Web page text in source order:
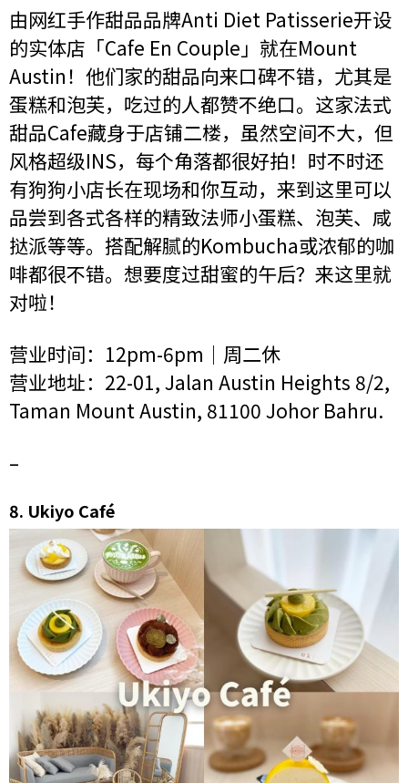
由网红手作甜品品牌Anti Diet Patisserie开设
的实体店「Cafe En Couple」就在Mount
Austin！他们家的甜品向来口碑不错，尤其是
蛋糕和泡芙，吃过的人都赞不绝口。这家法式
甜品Cafe藏身于店铺二楼，虽然空间不大，但
风格超级INS，每个角落都很好拍！时不时还
有狗狗小店长在现场和你互动，来到这里可以
品尝到各式各样的精致法师小蛋糕、泡芙、咸
挞派等等。搭配解腻的Kombucha或浓郁的咖
啡都很不错。想要度过甜蜜的午后？来这里就
对啦！
营业时间：12pm-6pm｜周二休
营业地址：22-01, Jalan Austin Heights 8/2,
Taman Mount Austin, 81100 Johor Bahru.
–
8. Ukiyo Café